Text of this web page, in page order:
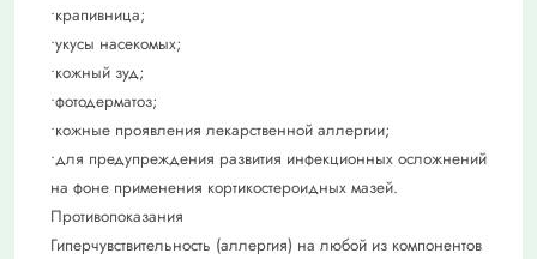
•крапивница;
•укусы насекомых;
•кожный зуд;
•фотодерматоз;
•кожные проявления лекарственной аллергии;
•для предупреждения развития инфекционных осложнений
на фоне применения кортикостероидных мазей.
Противопоказания
Гиперчувствительность (аллергия) на любой из компонентов